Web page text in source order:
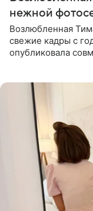
нежной
Возлюбленная
свежие кадры с
опубликовала